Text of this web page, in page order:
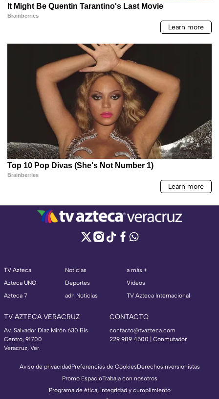
TV Azteca
Azteca UNO
Azteca 7
Noticias
Deportes
adn Noticias
a más +
Videos
TV Azteca Internacional
TV AZTECA VERACRUZ
Av. Salvador Díaz Mirón 630 Bis
Centro, 91700
Veracruz, Ver.
CONTACTO
contacto@tvazteca.com
229 989 4500 | Conmutador
Aviso de privacidadPreferencias de CookiesDerechosInversionistas
Promo EspacioTrabaja con nosotros
Programa de ética, integridad y cumplimiento